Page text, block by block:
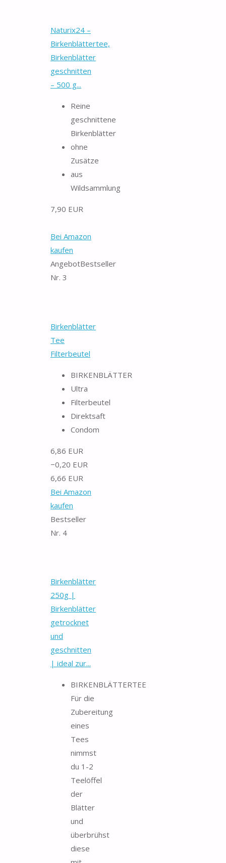
Naturix24 –
Birkenblättertee,
Birkenblätter
geschnitten
– 500 g...
Reine
geschnittene
Birkenblätter
ohne
Zusätze
aus
Wildsammlung
7,90 EUR
Bei Amazon
kaufen
AngebotBestseller
Nr. 3
Birkenblätter
Tee
Filterbeutel
BIRKENBLÄTTER
Ultra
Filterbeutel
Direktsaft
Condom
6,86 EUR
−0,20 EUR
6,66 EUR
Bei Amazon
kaufen
Bestseller
Nr. 4
Birkenblätter
250g |
Birkenblätter
getrocknet
und
geschnitten
| ideal zur...
BIRKENBLÄTTERTEE
Für die
Zubereitung
eines
Tees
nimmst
du 1-2
Teelöffel
der
Blätter
und
überbrühst
diese